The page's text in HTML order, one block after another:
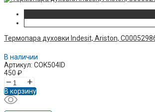
Термопара духовки Indesit, Ariston,
В наличии
Артикул: COK504ID
450 ₽
– +
В корзину